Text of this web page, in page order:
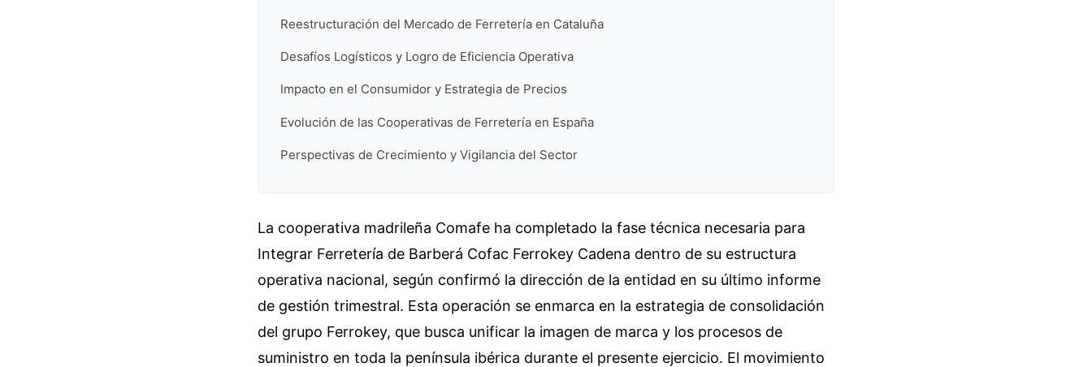
Reestructuración del Mercado de Ferretería en Cataluña
Desafíos Logísticos y Logro de Eficiencia Operativa
Impacto en el Consumidor y Estrategia de Precios
Evolución de las Cooperativas de Ferretería en España
Perspectivas de Crecimiento y Vigilancia del Sector
La cooperativa madrileña Comafe ha completado la fase técnica necesaria para
Integrar Ferretería de Barberá Cofac Ferrokey Cadena dentro de su estructura
operativa nacional, según confirmó la dirección de la entidad en su último informe
de gestión trimestral. Esta operación se enmarca en la estrategia de consolidación
del grupo Ferrokey, que busca unificar la imagen de marca y los procesos de
suministro en toda la península ibérica durante el presente ejercicio. El movimiento